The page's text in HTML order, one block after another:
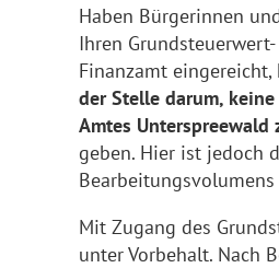
Haben Bürgerinnen
Ihren
Finanzamt
der Stelle darum,
Amtes Unterspreewald
geben. Hier ist jedoch
Mit Zugang des
unter Vorbehalt. Nach